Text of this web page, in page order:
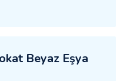
Beyaz Eşya